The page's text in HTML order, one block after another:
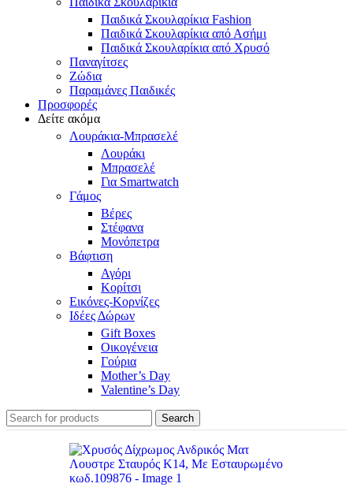
Παιδικά Σκουλαρίκια Fashion
Παιδικά Σκουλαρίκια από Ασήμι
Παιδικά Σκουλαρίκια από Χρυσό
Παναγίτσες
Ζώδια
Παραμάνες Παιδικές
Προσφορές
Δείτε ακόμα
Λουράκια-Μπρασελέ
Λουράκι
Μπρασελέ
Για Smartwatch
Γάμος
Βέρες
Στέφανα
Μονόπετρα
Βάφτιση
Αγόρι
Κορίτσι
Εικόνες-Κορνίζες
Ιδέες Δώρων
Gift Boxes
Οικογένεια
Γούρια
Mother’s Day
Valentine’s Day
Search